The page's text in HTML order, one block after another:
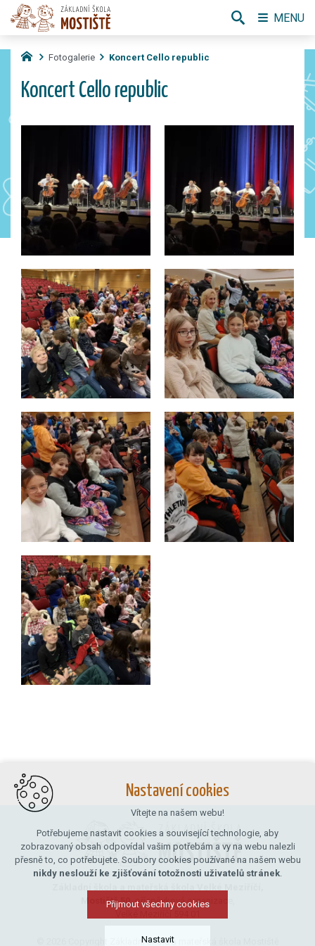
Fotogalerie Koncert Cello republic
Koncert Cello republic
Mostiště 50,příspěvková organizace,
© 2026 Copyright Základní škola a mateřská škola Mostiště
MENU
Nastavení cookies
Vítejte na našem webu!
Potřebujeme nastavit cookies a související technologie, aby
zobrazovaný obsah odpovídal vašim potřebám a vy na webu nalezli
přesně to, co potřebujete. Soubory cookies používané na našem webu
nikdy neslouží ke zjišťování totožnosti uživatelů stránek.
Přijmout všechny cookies
Nastavit